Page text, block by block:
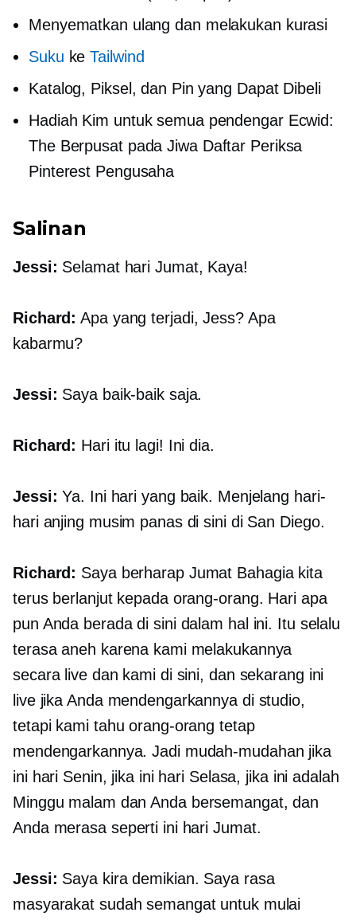
Menyematkan ulang dan melakukan kurasi
Suku keTailwind
Katalog, Piksel, dan Pin yang Dapat Dibeli
Hadiah Kim untuk semua pendengar Ecwid:
The Berpusat pada JiwaDaftar Periksa
Pinterest Pengusaha
Salinan
Jessi: Selamat hari Jumat, Kaya!
Richard: Apa yang terjadi, Jess? Apa
kabarmu?
Jessi: Saya baik-baik saja.
Richard: Hari itu lagi! Ini dia.
Jessi: Ya. Ini hari yang baik. Menjelang hari-
hari anjing musim panas di sini di San Diego.
Richard: Saya berharap Jumat Bahagia kita
terus berlanjut kepada orang-orang. Hari apa
pun Anda berada di sini dalam hal ini. Itu selalu
terasa aneh karena kami melakukannya
secara live dan kami di sini, dan sekarang ini
live jika Anda mendengarkannya di studio,
tetapi kami tahu orang-orang tetap
mendengarkannya. Jadi mudah-mudahan jika
ini hari Senin, jika ini hari Selasa, jika ini adalah
Minggu malam dan Anda bersemangat, dan
Anda merasa seperti ini hari Jumat.
Jessi: Saya kira demikian. Saya rasa
masyarakat sudah semangat untuk mulai